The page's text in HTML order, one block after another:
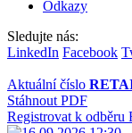
Odkazy
Sledujte nás:
LinkedIn Facebook
Aktuální číslo
Stáhnout PDF
Registrovat k